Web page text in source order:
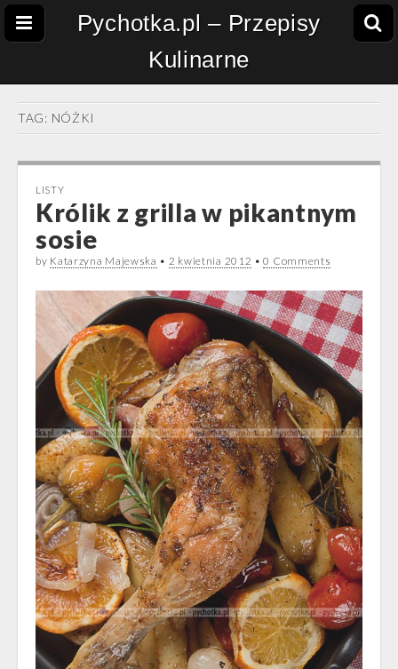
Pychotka.pl – Przepisy
Kulinarne
TAG: NÓŻKI
LISTY
Królik z grilla w pikantnym
sosie
by Katarzyna Majewska • 2 kwietnia 2012 •0 Comments